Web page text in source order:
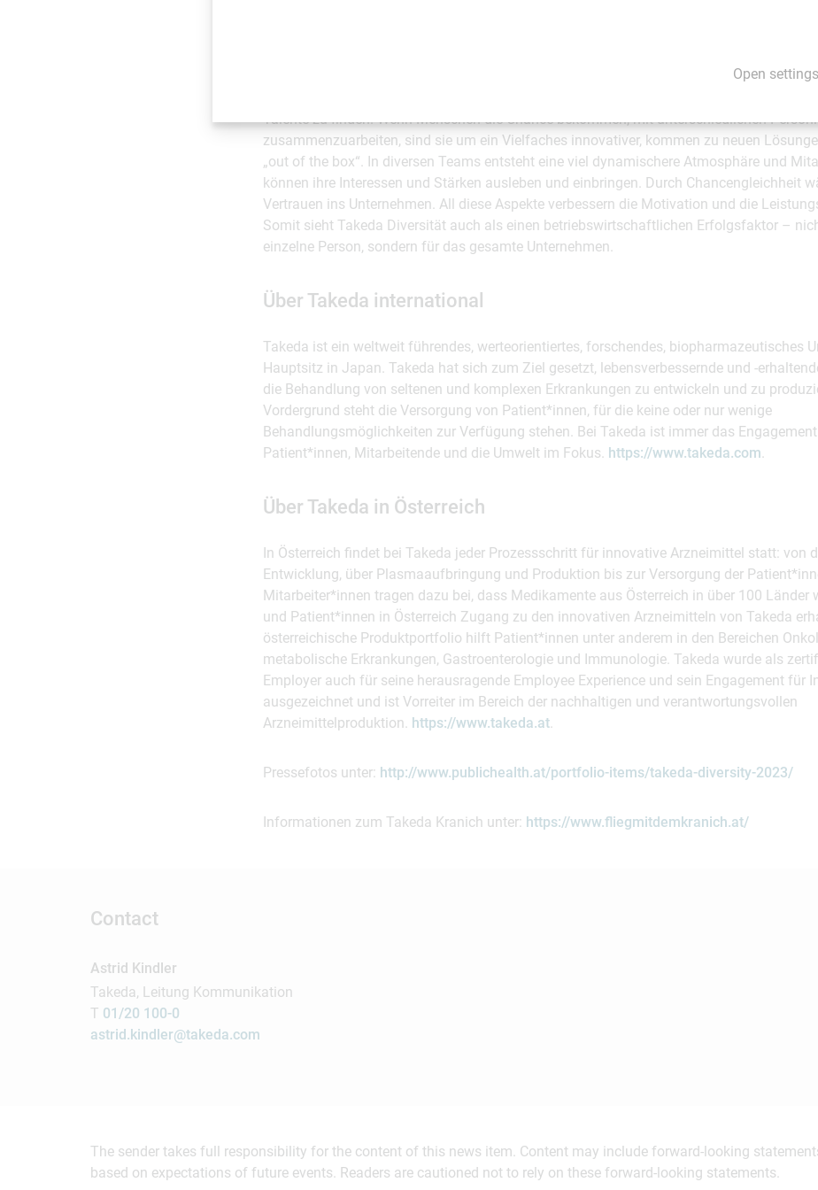
Takeda sieht Vielfalt als Motivations- und Innovationsmotor, der den Mitarbeitenden
Talente zu finden. Wenn Menschen die Chance bekommen, mit unterschiedlichen
zusammenzuarbeiten, sind sie um ein Vielfaches innovativer, kommen zu neuen
„out of the box“. In diversen Teams entsteht eine viel dynamischere Atmosphäre und
können ihre Interessen und Stärken ausleben und einbringen. Durch Chancengleichheit
Vertrauen ins Unternehmen. All diese Aspekte verbessern die Motivation und die
Somit sieht Takeda Diversität auch als einen betriebswirtschaftlichen Erfolgsfaktor –
einzelne Person, sondern für das gesamte Unternehmen.
Über Takeda international
Takeda ist ein weltweit führendes, werteorientiertes, forschendes, biopharmazeutisches
Hauptsitz in Japan. Takeda hat sich zum Ziel gesetzt, lebensverbessernde und -
die Behandlung von seltenen und komplexen Erkrankungen zu entwickeln und zu
Vordergrund steht die Versorgung von Patient*innen, für die keine oder nur wenige
Behandlungsmöglichkeiten zur Verfügung stehen. Bei Takeda ist immer das
Patient*innen, Mitarbeitende und die Umwelt im Fokus. https://www.takeda.com.
Über Takeda in Österreich
In Österreich findet bei Takeda jeder Prozessschritt für innovative Arzneimittel statt: von
Entwicklung, über Plasmaaufbringung und Produktion bis zur Versorgung der
Mitarbeiter*innen tragen dazu bei, dass Medikamente aus Österreich in über 100 Länder
und Patient*innen in Österreich Zugang zu den innovativen Arzneimitteln von Takeda
österreichische Produktportfolio hilft Patient*innen unter anderem in den Bereichen
metabolische Erkrankungen, Gastroenterologie und Immunologie. Takeda wurde als
Employer auch für seine herausragende Employee Experience und sein Engagement für
ausgezeichnet und ist Vorreiter im Bereich der nachhaltigen und verantwortungsvollen
Arzneimittelproduktion. https://www.takeda.at.
Pressefotos unter: http://www.publichealth.at/portfolio-items/takeda-diversity-2023/
Informationen zum Takeda Kranich unter: https://www.fliegmitdemkranich.at/
Contact
Astrid Kindler
Takeda, Leitung Kommunikation
T 01/20 100-0
astrid.kindler@takeda.com
The sender takes full responsibility for the content of this news item. Content may include forward-looking
based on expectations of future events. Readers are cautioned not to rely on these forward-looking statements.
Open settings